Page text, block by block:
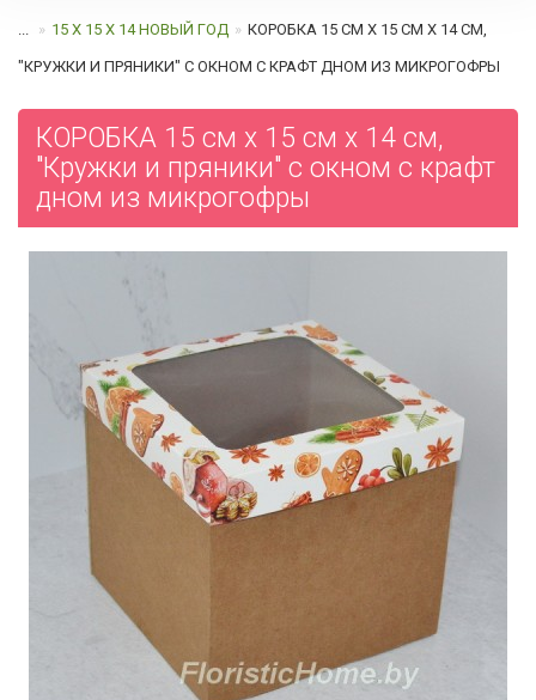
... 15 Х 15 Х 14 НОВЫЙ ГОД КОРОБКА 15 СМ Х 15 СМ Х 14 СМ,
"КРУЖКИ И ПРЯНИКИ" С ОКНОМ C КРАФТ ДНОМ ИЗ МИКРОГОФРЫ
КОРОБКА 15 см х 15 см х 14 см,
"Кружки и пряники" с окном c крафт
дном из микрогофры